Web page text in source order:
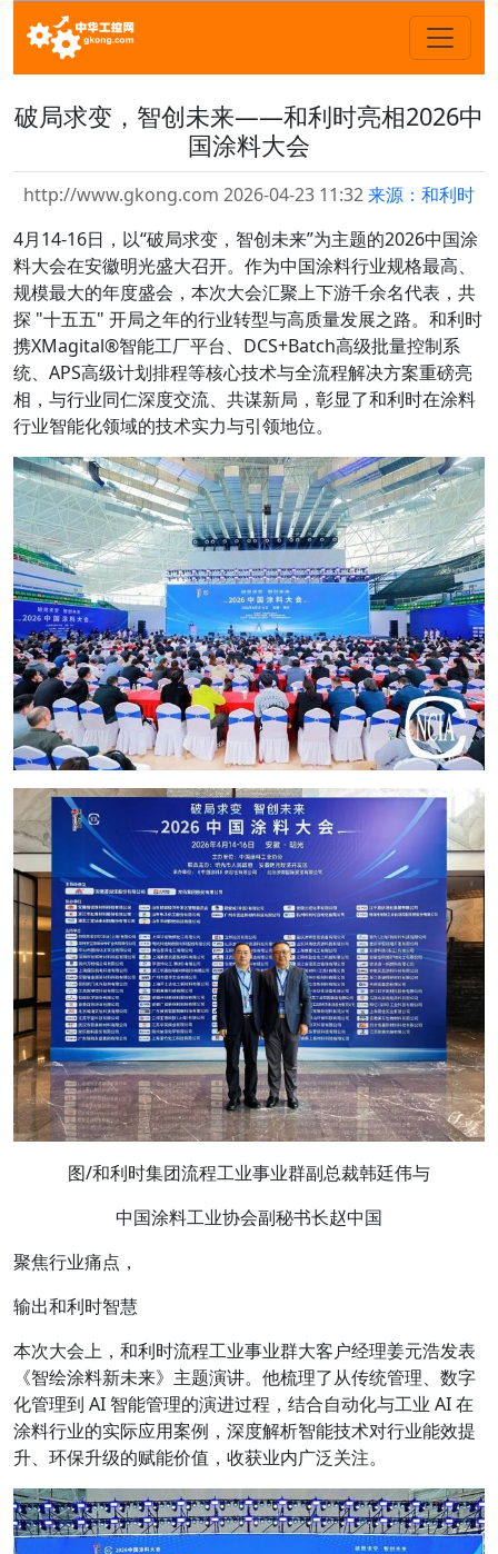
破局求变，智创未来——和利时亮相2026中
国涂料大会
http://www.gkong.com 2026-04-23 11:32来源：和利时
4月14-16日，以“破局求变，智创未来”为主题的2026中国涂
料大会在安徽明光盛大召开。作为中国涂料行业规格最高、
规模最大的年度盛会，本次大会汇聚上下游千余名代表，共
探 "十五五" 开局之年的行业转型与高质量发展之路。和利时
携XMagital®智能工厂平台、DCS+Batch高级批量控制系
统、APS高级计划排程等核心技术与全流程解决方案重磅亮
相，与行业同仁深度交流、共谋新局，彰显了和利时在涂料
行业智能化领域的技术实力与引领地位。
图/和利时集团流程工业事业群副总裁韩廷伟与
中国涂料工业协会副秘书长赵中国
聚焦行业痛点，
输出和利时智慧
本次大会上，和利时流程工业事业群大客户经理姜元浩发表
《智绘涂料新未来》主题演讲。他梳理了从传统管理、数字
化管理到 AI 智能管理的演进过程，结合自动化与工业 AI 在
涂料行业的实际应用案例，深度解析智能技术对行业能效提
升、环保升级的赋能价值，收获业内广泛关注。